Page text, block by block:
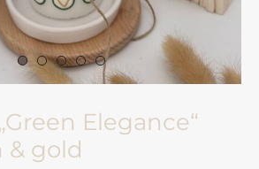
Elegance“
& gold